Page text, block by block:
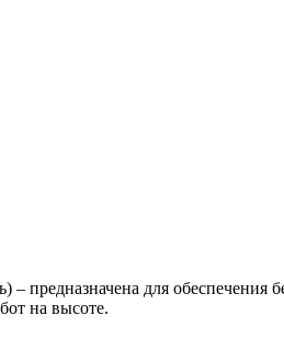
предназначена для обеспечения
на высоте.